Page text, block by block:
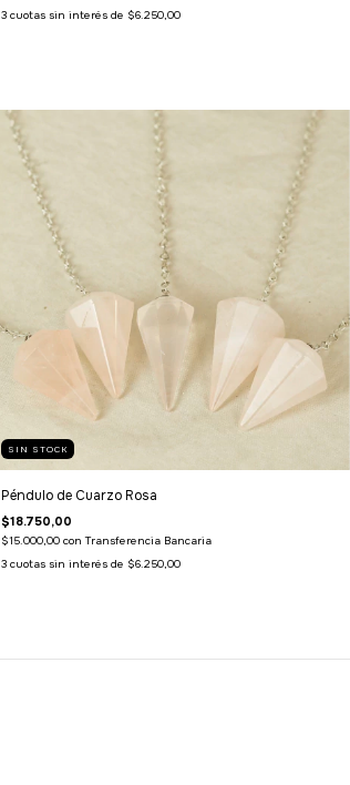
3 cuotas sin interés de $6.250,00
SIN STOCK
Péndulo de Cuarzo Rosa
$18.750,00
$15.000,00con Transferencia Bancaria
3 cuotas sin interés de $6.250,00